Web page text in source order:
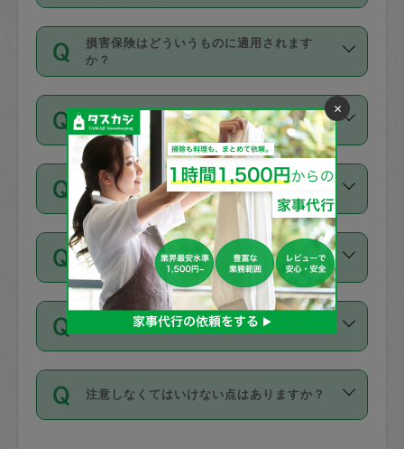
能です。依頼送信後、個別にタスカジさ
んにメッセージを送り調整してくださ
い。ただし、２時間を越えての調整はで
万が一、依頼した時間帯と作業時間が１
時間も被らない場合、損害保険の対象外
となりますので、ご注意ください。
基本的に、高所での作業や危険作業、屋
外での作業は対象外です。
育園や学校の給食やレストランで料理関
係の専門職に従事されていた方、日本で
すでにハウスキーパーや英語の先生とし
てお仕事をしているフィリピン出身の
方、海外からの留学生、家事が好きな会
社員など様々なバックグラウンドの方が
登録しています。
また外国人の方は英語しか話せない方、
日本語も話せる方など様々です。
バックグラウンドや得意分野はプロフィ
ールに記載していますので、各自の得意
分野を見極めて、目的に合わせてお仕事
を依頼してください。
応募の際に、各自事務局との面接と説明
を行っています。その後、身分証明書の
写真提出をしていただいています。外国
人の場合は在留カードで労働許可状況を
確認しています。タスカジさんトレーニ
ング動画を使ったセルフトレーニングの
のち、タスカジモニター宅にて３時間の
現場トライアルを受け、合格したタスカ
ジさんが活動されています。
※テストセンターの講評は１件目のレビュ
ーとして記載されていますので依頼の際
に参考にしてください。
参考：【詳細】タスカジさんの登録に際
損害保険はどういうものに適用されます
か？
依頼者とタスカジさんとの間でタスカジ
を通して成立した作業時間内での作業に
適用されます。作業範囲は、掃除、洗
濯、料理、作り置き、整理収納、買い物
です。作業中に物を壊したり、人にけが
をさせたりした場合が対象で、補償金額
は対物1000万円、対人1億円が上限で
す。
万が一損害が発生した場合は、その場の
写真を撮り、
詳細FAQ：
損害賠償保険について教えて
何日前まで依頼できますか？
ご依頼は、現在を起点に3日後（72時間
以降）の日時から受付可能となっていま
す。
ただし、72時間を切った直前の日程では
タスカジさんへ「募集」をかけることが
可能です。
キャンセル料はかかりますか？
キャンセル料には、以下の2種類がありま
す。
1. 直前キャンセル（定期、スポット契約
共通）
72時間を超える※と、以下のキャンセル
料が発生します。
お試し利用はできますか？
「お試し利用」というメニューはありま
せんが、「一回のみ」依頼を活用するこ
とによって、気に入ったタスカジさんを
まず、条件の合う気になるタスカジさ
不在の場合にもお願いできますか？
不在の場合の作業はタスカジさんの同意
が必要です。数回の依頼ののち、タスカ
ジさんと依頼者の間で十分な信頼関係が
注意しなくてはいけない点はありますか？
×